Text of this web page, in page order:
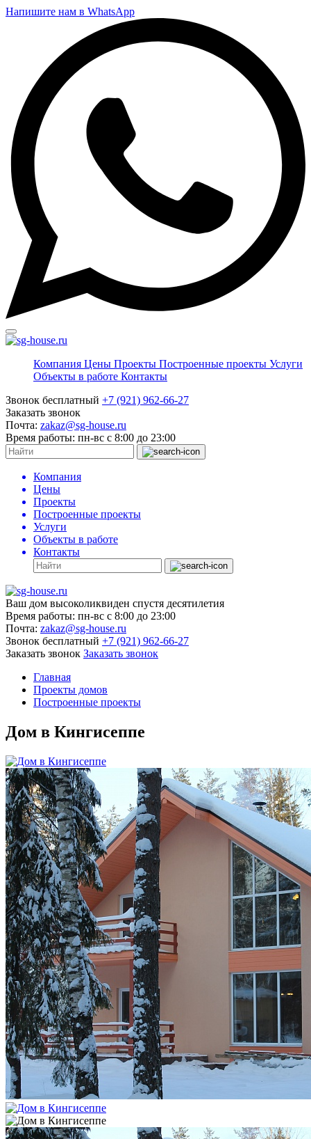
Напишите нам в WhatsApp
Компания Цены Проекты Построенные проекты Услуги
Объекты в работе Контакты
Звонок бесплатный +7 (921) 962-66-27
Заказать звонок
Почта: zakaz@sg-house.ru
Время работы: пн-вс с 8:00 до 23:00
Компания
Цены
Проекты
Построенные проекты
Услуги
Объекты в работе
Контакты
Ваш дом высоколиквиден спустя десятилетия
Время работы: пн-вс с 8:00 до 23:00
Почта: zakaz@sg-house.ru
Звонок бесплатный +7 (921) 962-66-27
Заказать звонок Заказать звонок
Главная
Проекты домов
Построенные проекты
Дом в Кингисеппе